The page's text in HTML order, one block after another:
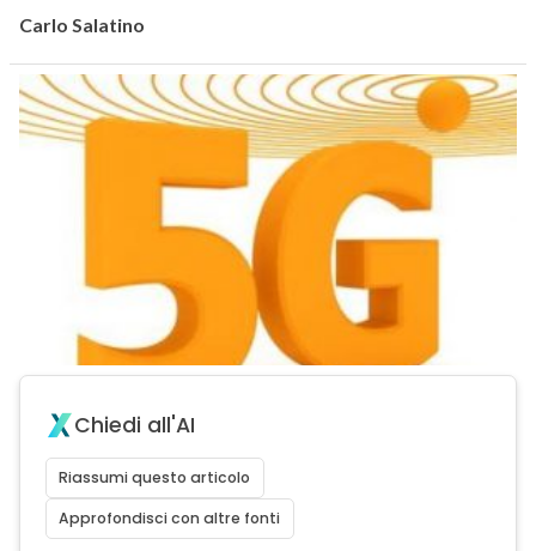
Carlo Salatino
Chiedi all'AI
Riassumi questo articolo
Approfondisci con altre fonti